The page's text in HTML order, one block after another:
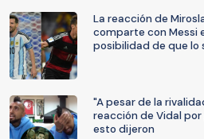
La reacción de
comparte con Messi
posibilidad de que lo
"A pesar de la
reacción de Vidal por
esto dijeron